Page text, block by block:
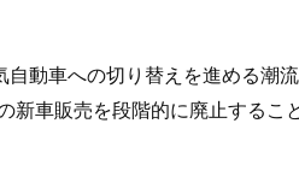
動車への切り替えを進める潮
新車販売を段階的に廃止するこ